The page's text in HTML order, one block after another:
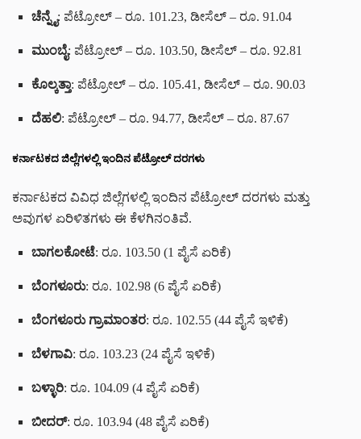
ಚೆನ್ನೈ: ಪೆಟ್ರೋಲ್ – ರೂ. 101.23, ಡೀಸೆಲ್ – ರೂ. 91.04
ಮುಂಬೈ: ಪೆಟ್ರೋಲ್ – ರೂ. 103.50, ಡೀಸೆಲ್ – ರೂ. 92.81
ಕೊಲ್ಕತ್ತಾ: ಪೆಟ್ರೋಲ್ – ರೂ. 105.41, ಡೀಸೆಲ್ – ರೂ. 90.03
ದೆಹಲಿ: ಪೆಟ್ರೋಲ್ – ರೂ. 94.77, ಡೀಸೆಲ್ – ರೂ. 87.67
ಕರ್ನಾಟಕದ ಜಿಲ್ಲೆಗಳಲ್ಲಿ ಇಂದಿನ ಪೆಟ್ರೋಲ್ ದರಗಳು
ಕರ್ನಾಟಕದ ವಿವಿಧ ಜಿಲ್ಲೆಗಳಲ್ಲಿ ಇಂದಿನ ಪೆಟ್ರೋಲ್ ದರಗಳು ಮತ್ತು
ಅವುಗಳ ಏರಿಳಿತಗಳು ಈ ಕೆಳಗಿನಂತಿವೆ.
ಬಾಗಲಕೋಟೆ: ರೂ. 103.50 (1 ಪೈಸೆ ಏರಿಕೆ)
ಬೆಂಗಳೂರು: ರೂ. 102.98 (6 ಪೈಸೆ ಏರಿಕೆ)
ಬೆಂಗಳೂರು ಗ್ರಾಮಾಂತರ: ರೂ. 102.55 (44 ಪೈಸೆ ಇಳಿಕೆ)
ಬೆಳಗಾವಿ: ರೂ. 103.23 (24 ಪೈಸೆ ಇಳಿಕೆ)
ಬಳ್ಳಾರಿ: ರೂ. 104.09 (4 ಪೈಸೆ ಏರಿಕೆ)
ಬೀದರ್: ರೂ. 103.94 (48 ಪೈಸೆ ಏರಿಕೆ)